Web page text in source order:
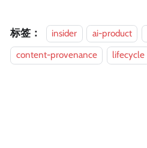
标签： insider ai-product
content-provenance
lifecycle